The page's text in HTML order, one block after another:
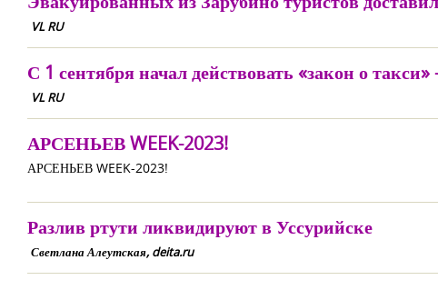
VL RU
С 1 сентября начал действовать «закон о
VL RU
АРСЕНЬЕВ WEEK-2023!
АРСЕНЬЕВ WEEK-2023!
Разлив ртути ликвидируют в Уссурийске
Светлана Алеутская, deita.ru